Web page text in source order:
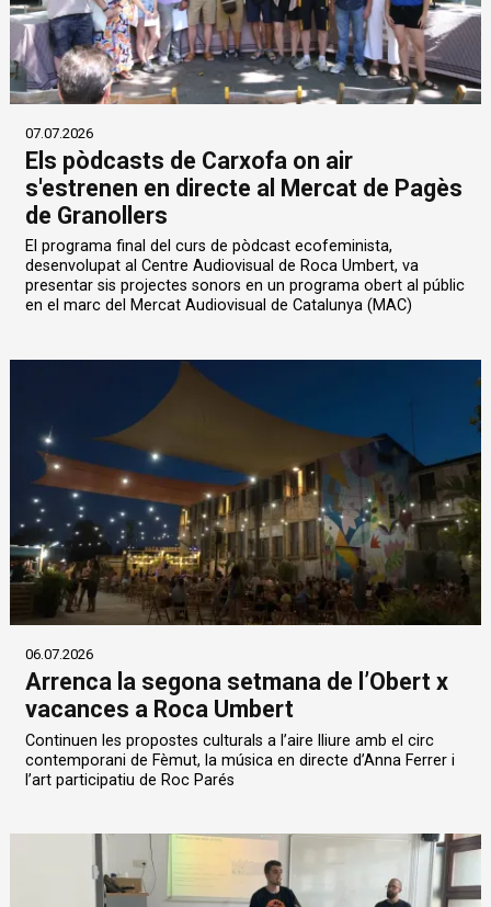
07.07.2026
Els pòdcasts de Carxofa on air
s'estrenen en directe al Mercat de Pagès
de Granollers
El programa final del curs de pòdcast ecofeminista,
desenvolupat al Centre Audiovisual de Roca Umbert, va
presentar sis projectes sonors en un programa obert al públic
en el marc del Mercat Audiovisual de Catalunya (MAC)
06.07.2026
Arrenca la segona setmana de l’Obert x
vacances a Roca Umbert
Continuen les propostes culturals a l’aire lliure amb el circ
contemporani de Fèmut, la música en directe d’Anna Ferrer i
l’art participatiu de Roc Parés